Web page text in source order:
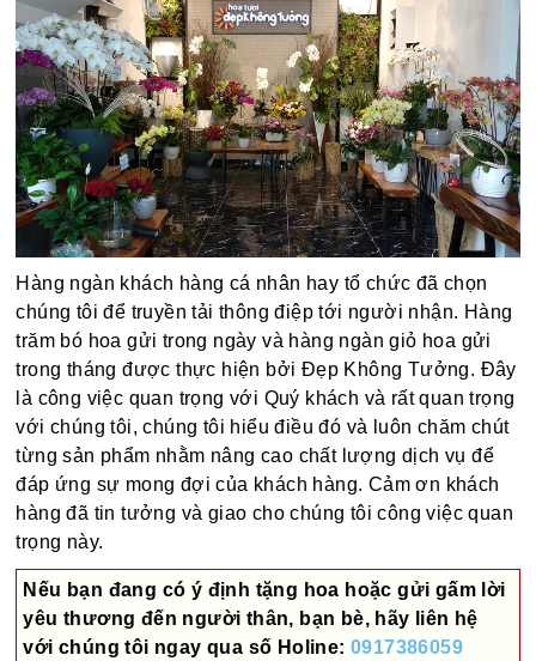
Hàng ngàn khách hàng cá nhân hay tổ chức đã chọn
chúng tôi để truyền tải thông điệp tới người nhận. Hàng
trăm bó hoa gửi trong ngày và hàng ngàn giỏ hoa gửi
trong tháng được thực hiện bởi Đẹp Không Tưởng. Đây
là công việc quan trọng với Quý khách và rất quan trọng
với chúng tôi, chúng tôi hiểu điều đó và luôn chăm chút
từng sản phẩm nhằm nâng cao chất lượng dịch vụ để
đáp ứng sự mong đợi của khách hàng. Cảm ơn khách
hàng đã tin tưởng và giao cho chúng tôi công việc quan
trọng này.
Nếu bạn đang có ý định tặng hoa hoặc gửi gấm lời
yêu thương đến người thân, bạn bè, hãy liên hệ
với chúng tôi ngay qua số Holine:0917386059